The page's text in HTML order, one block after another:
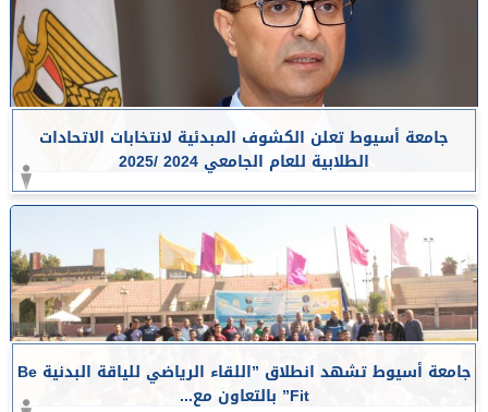
جامعة أسيوط تعلن الكشوف المبدئية لانتخابات الاتحادات
الطلابية للعام الجامعي 2024 /2025
جامعة أسيوط تشهد انطلاق ”اللقاء الرياضي للياقة البدنية Be
Fit” بالتعاون مع...